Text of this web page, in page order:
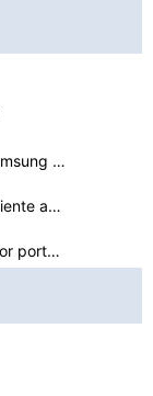
Como solucionar problemas de um Laptop Samsung RF710
Como solucionar problemas de uma tela de cliente avalia…
Como solucionar problemas de um computador portátil se…